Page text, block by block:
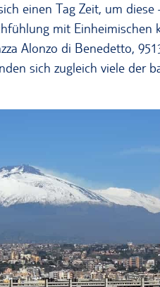
einen Tag Zeit, um
mit Einheimischen
Alonzo di Benedetto,
sich zugleich viele der